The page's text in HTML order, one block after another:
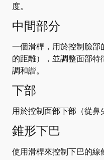
度。
中間部分
一個滑桿，用於控制臉部
的距離），並調整面部
調和諧。
下部
用於控制面部下部（從鼻
錐形下巴
使用滑桿來控制下巴的